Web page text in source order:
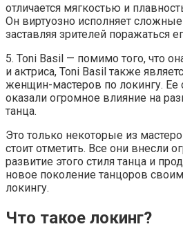
отличается мягкостью и
Он виртуозно исполняет
заставляя зрителей поражаться
5. Toni Basil — помимо того, что
и актриса, Toni Basil также
женщин-мастеров по локингу. Ее
оказали огромное влияние на
танца.
Это только некоторые из
стоит отметить. Все они внесли
развитие этого стиля танца и
новое поколение танцоров
локингу.
Что такое локинг?